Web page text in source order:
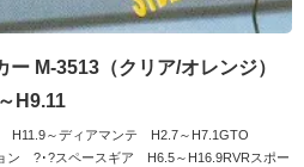
M-3513（クリア/オレンジ）
H9.11
H11.9～ディアマンテ H2.7～H7.1GTO
ン ?･?スペースギア H6.5～H16.9RVRスポー